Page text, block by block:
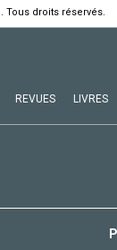
Tous droits réservés.
REVUES LIVRES